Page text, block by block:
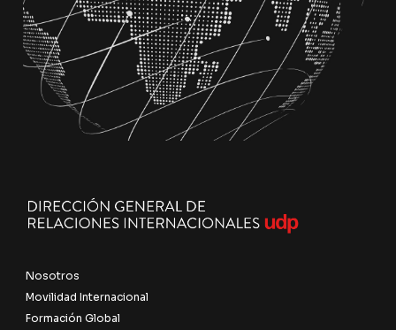
Nosotros
Movilidad Internacional
Formación Global